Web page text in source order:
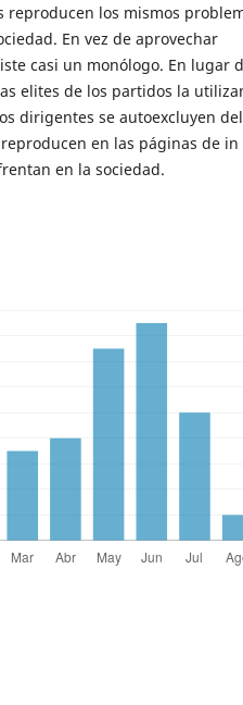
los mismos
En vez de aprovechar
casi un monólogo. En lugar
elites de los partidos la
dirigentes se autoexcluyen del
en las páginas de in
en la sociedad.